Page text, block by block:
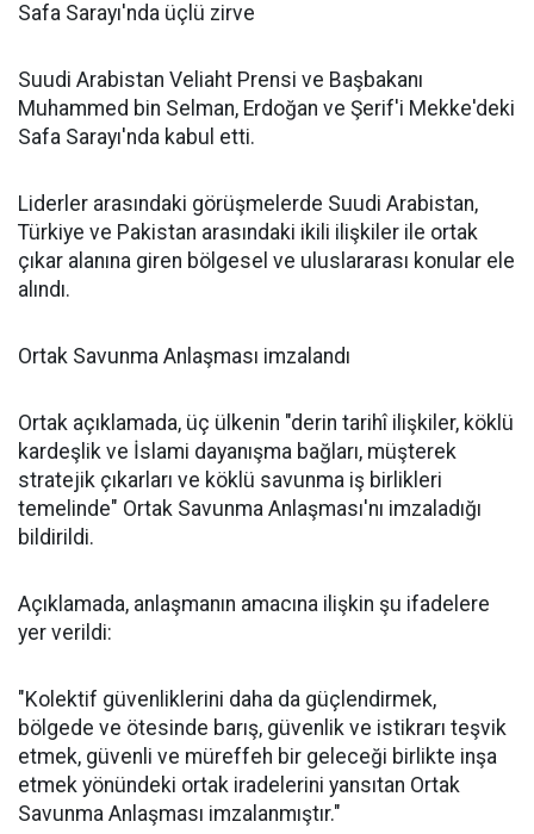
Safa Sarayı'nda üçlü zirve
Suudi Arabistan Veliaht Prensi ve Başbakanı
Muhammed bin Selman, Erdoğan ve Şerif'i Mekke'deki
Safa Sarayı'nda kabul etti.
Liderler arasındaki görüşmelerde Suudi Arabistan,
Türkiye ve Pakistan arasındaki ikili ilişkiler ile ortak
çıkar alanına giren bölgesel ve uluslararası konular ele
alındı.
Ortak Savunma Anlaşması imzalandı
Ortak açıklamada, üç ülkenin "derin tarihî ilişkiler, köklü
kardeşlik ve İslami dayanışma bağları, müşterek
stratejik çıkarları ve köklü savunma iş birlikleri
temelinde" Ortak Savunma Anlaşması'nı imzaladığı
bildirildi.
Açıklamada, anlaşmanın amacına ilişkin şu ifadelere
yer verildi:
"Kolektif güvenliklerini daha da güçlendirmek,
bölgede ve ötesinde barış, güvenlik ve istikrarı teşvik
etmek, güvenli ve müreffeh bir geleceği birlikte inşa
etmek yönündeki ortak iradelerini yansıtan Ortak
Savunma Anlaşması imzalanmıştır."